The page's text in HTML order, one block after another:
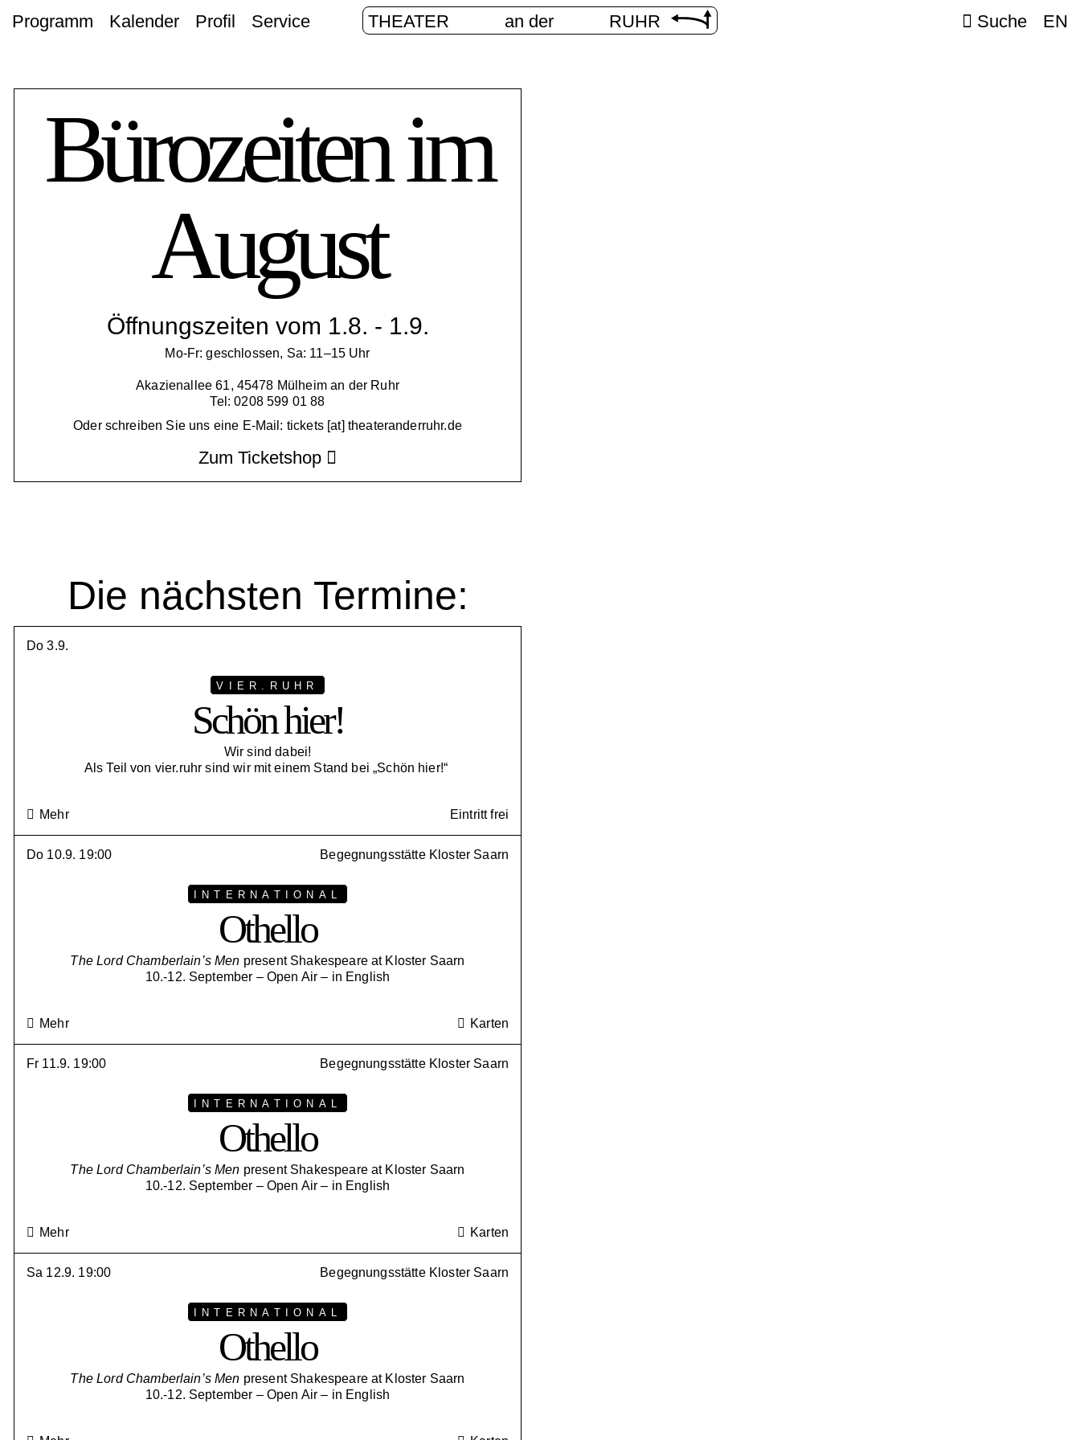
Programm Kalender Profil Service THEATER an der RUHR Suche EN
Bürozeiten im
August
Öffnungszeiten vom 1.8. - 1.9.
Mo-Fr: geschlossen, Sa: 11–15 Uhr
Akazienallee 61, 45478 Mülheim an der Ruhr
Tel: 0208 599 01 88
Oder schreiben Sie uns eine E-Mail: tickets [at] theateranderruhr.de
Zum Ticketshop
Die nächsten Termine:
Do 3.9.
VIER.RUHR
Schön hier!
Wir sind dabei!
Als Teil von vier.ruhr sind wir mit einem Stand bei „Schön hier!“
Mehr Eintritt frei
Do 10.9. 19:00 Begegnungsstätte Kloster Saarn
INTERNATIONAL
Othello
The Lord Chamberlain’s Men present Shakespeare at Kloster Saarn
10.-12. September – Open Air – in English
Mehr Karten
Fr 11.9. 19:00 Begegnungsstätte Kloster Saarn
INTERNATIONAL
Othello
The Lord Chamberlain’s Men present Shakespeare at Kloster Saarn
10.-12. September – Open Air – in English
Mehr Karten
Sa 12.9. 19:00 Begegnungsstätte Kloster Saarn
INTERNATIONAL
Othello
The Lord Chamberlain’s Men present Shakespeare at Kloster Saarn
10.-12. September – Open Air – in English